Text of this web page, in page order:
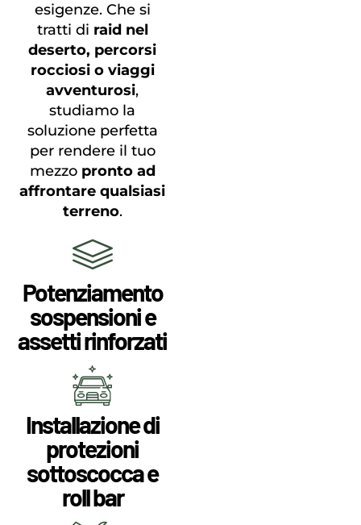
esigenze. Che si
tratti di raid nel
deserto, percorsi
rocciosi o viaggi
avventurosi,
studiamo la
soluzione perfetta
per rendere il tuo
mezzo pronto ad
affrontare qualsiasi
terreno.
Potenziamento
sospensioni e
assetti rinforzati
Installazione di
protezioni
sottoscocca e
roll bar